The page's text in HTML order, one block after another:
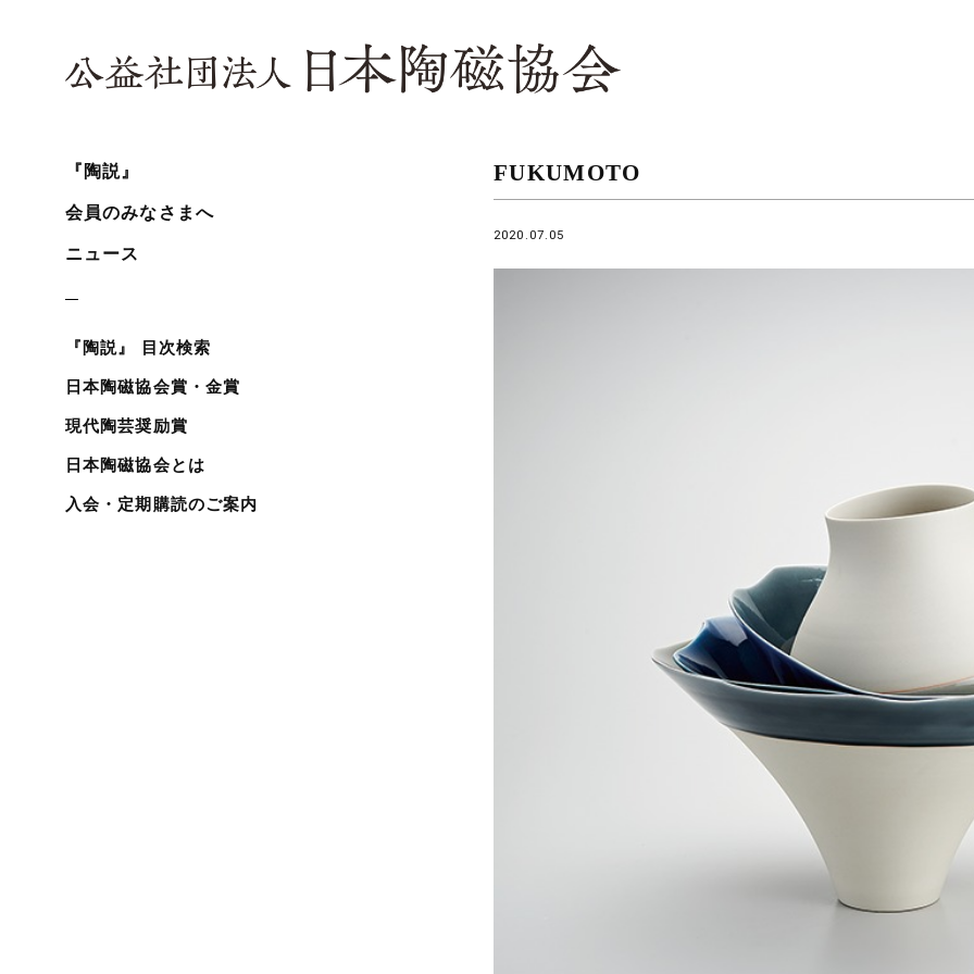
『陶説』
会員のみなさまへ
ニュース
『陶説』 目次検索
日本陶磁協会賞・金賞
現代陶芸奨励賞
日本陶磁協会とは
入会・定期購読のご案内
FUKUMOTO
2020.07.05